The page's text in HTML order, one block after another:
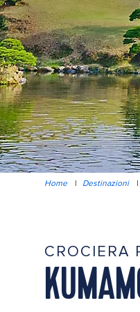
Home | Destinazioni |
CROCIERA